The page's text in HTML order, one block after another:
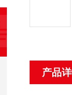
产品